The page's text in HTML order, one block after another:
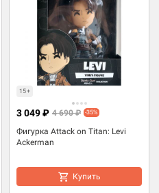
15+
Фигурка Attack on Titan: Levi
Ackerman
3 049 ₽ 4 690 ₽ -35%
Купить